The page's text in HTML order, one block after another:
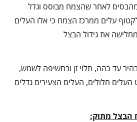
לאחר שהצמח מבוסס וגדל
עלים ממרכז הצמח כי אלו העלים
את גידול הבצל
עד כהה, תלוי זן ובחשיפה לשמש,
העלים חלולים, העלים הצעירים גדלים
הבצל מתוק: